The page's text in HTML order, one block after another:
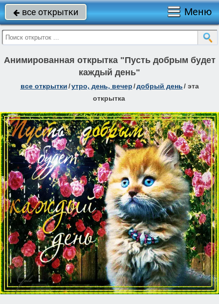
 все открытки Меню
Анимированная открытка "Пусть добрым будет
каждый день"
все открытки/утро, день, вечер/добрый день/ эта
открытка